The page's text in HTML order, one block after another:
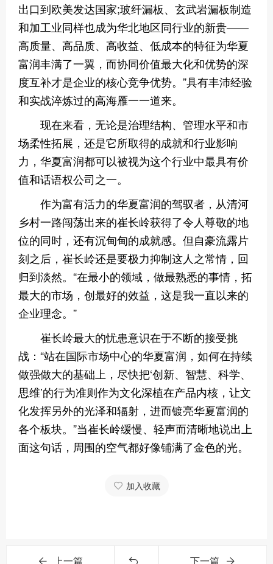
出口到欧美发达国家;玻纤漏板、玄武岩漏板制造
和加工业同样也成为华北地区同行业的新贵——
高质量、高品质、高收益、低成本的特征为华夏
富润丰满了一翼，而协同价值最大化和优势的深
度互补才是企业的核心竞争优势。”具有丰沛经验
和实战淬炼过的高海雁一一道来。
现在来看，无论是治理结构、管理水平和市
场柔性拓展，还是它所取得的成就和行业影响
力，华夏富润都可以被视为这个行业中最具有价
值和话语权公司之一。
作为富有活力的华夏富润的驾驭者，从清河
乡村一路闯荡出来的崔长岭获得了令人尊敬的地
位的同时，还有沉甸甸的成就感。但自豪流露片
刻之后，崔长岭还是要极力抑制这人之常情，回
归到淡然。“在最小的领域，做最熟悉的事情，拓
最大的市场，创最好的效益，这是我一直以来的
企业理念。”
崔长岭最大的忧患意识在于不断的接受挑
战：“站在国际市场中心的华夏富润，如何在持续
做强做大的基础上，尽快把‘创新、智慧、科学、
思维’的行为准则作为文化深植在产品内核，让文
化发挥另外的光泽和辐射，进而镀亮华夏富润的
各个板块。”当崔长岭缓慢、轻声而清晰地说出上
面这句话，周围的空气都好像铺满了金色的光。
加入收藏
上一篇 下一篇